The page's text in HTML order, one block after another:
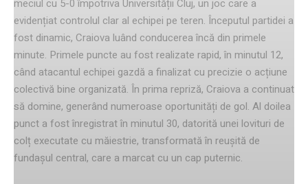
meciul cu 5-0 împotriva Universității Cluj, un joc care a
evidențiat controlul clar al echipei pe teren. Începutul partidei a
fost dinamic, Craiova luând conducerea încă din primele
minute. Primele puncte au fost realizate rapid, în minutul 12,
când atacantul echipei gazdă a finalizat cu precizie o acțiune
colectivă bine organizată. În prima repriză, Craiova a continuat
să domine, generând numeroase oportunități de gol. Al doilea
punct a fost înregistrat în minutul 30, datorită unei lovituri de
colț executate cu măiestrie, transformată în reușită de
fundașul central, care a marcat cu un cap puternic.